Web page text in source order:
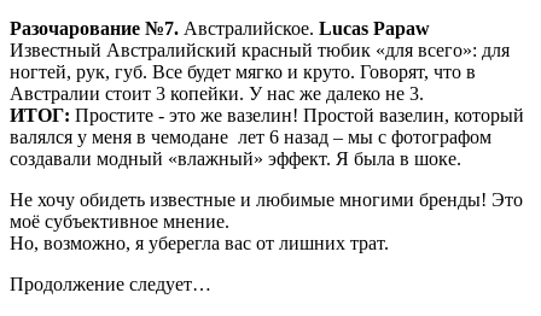
Разочарование №7. Австралийское. Lucas Papaw
Известный Австралийский красный тюбик «для всего»: для
ногтей, рук, губ. Все будет мягко и круто. Говорят, что в
Австралии стоит 3 копейки. У нас же далеко не 3.
ИТОГ: Простите - это же вазелин! Простой вазелин, который
валялся у меня в чемодане лет 6 назад – мы с фотографом
создавали модный «влажный» эффект. Я была в шоке.
Не хочу обидеть известные и любимые многими бренды! Это
моё субъективное мнение.
Но, возможно, я уберегла вас от лишних трат.
Продолжение следует…